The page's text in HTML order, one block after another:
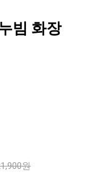
빔 화장
원